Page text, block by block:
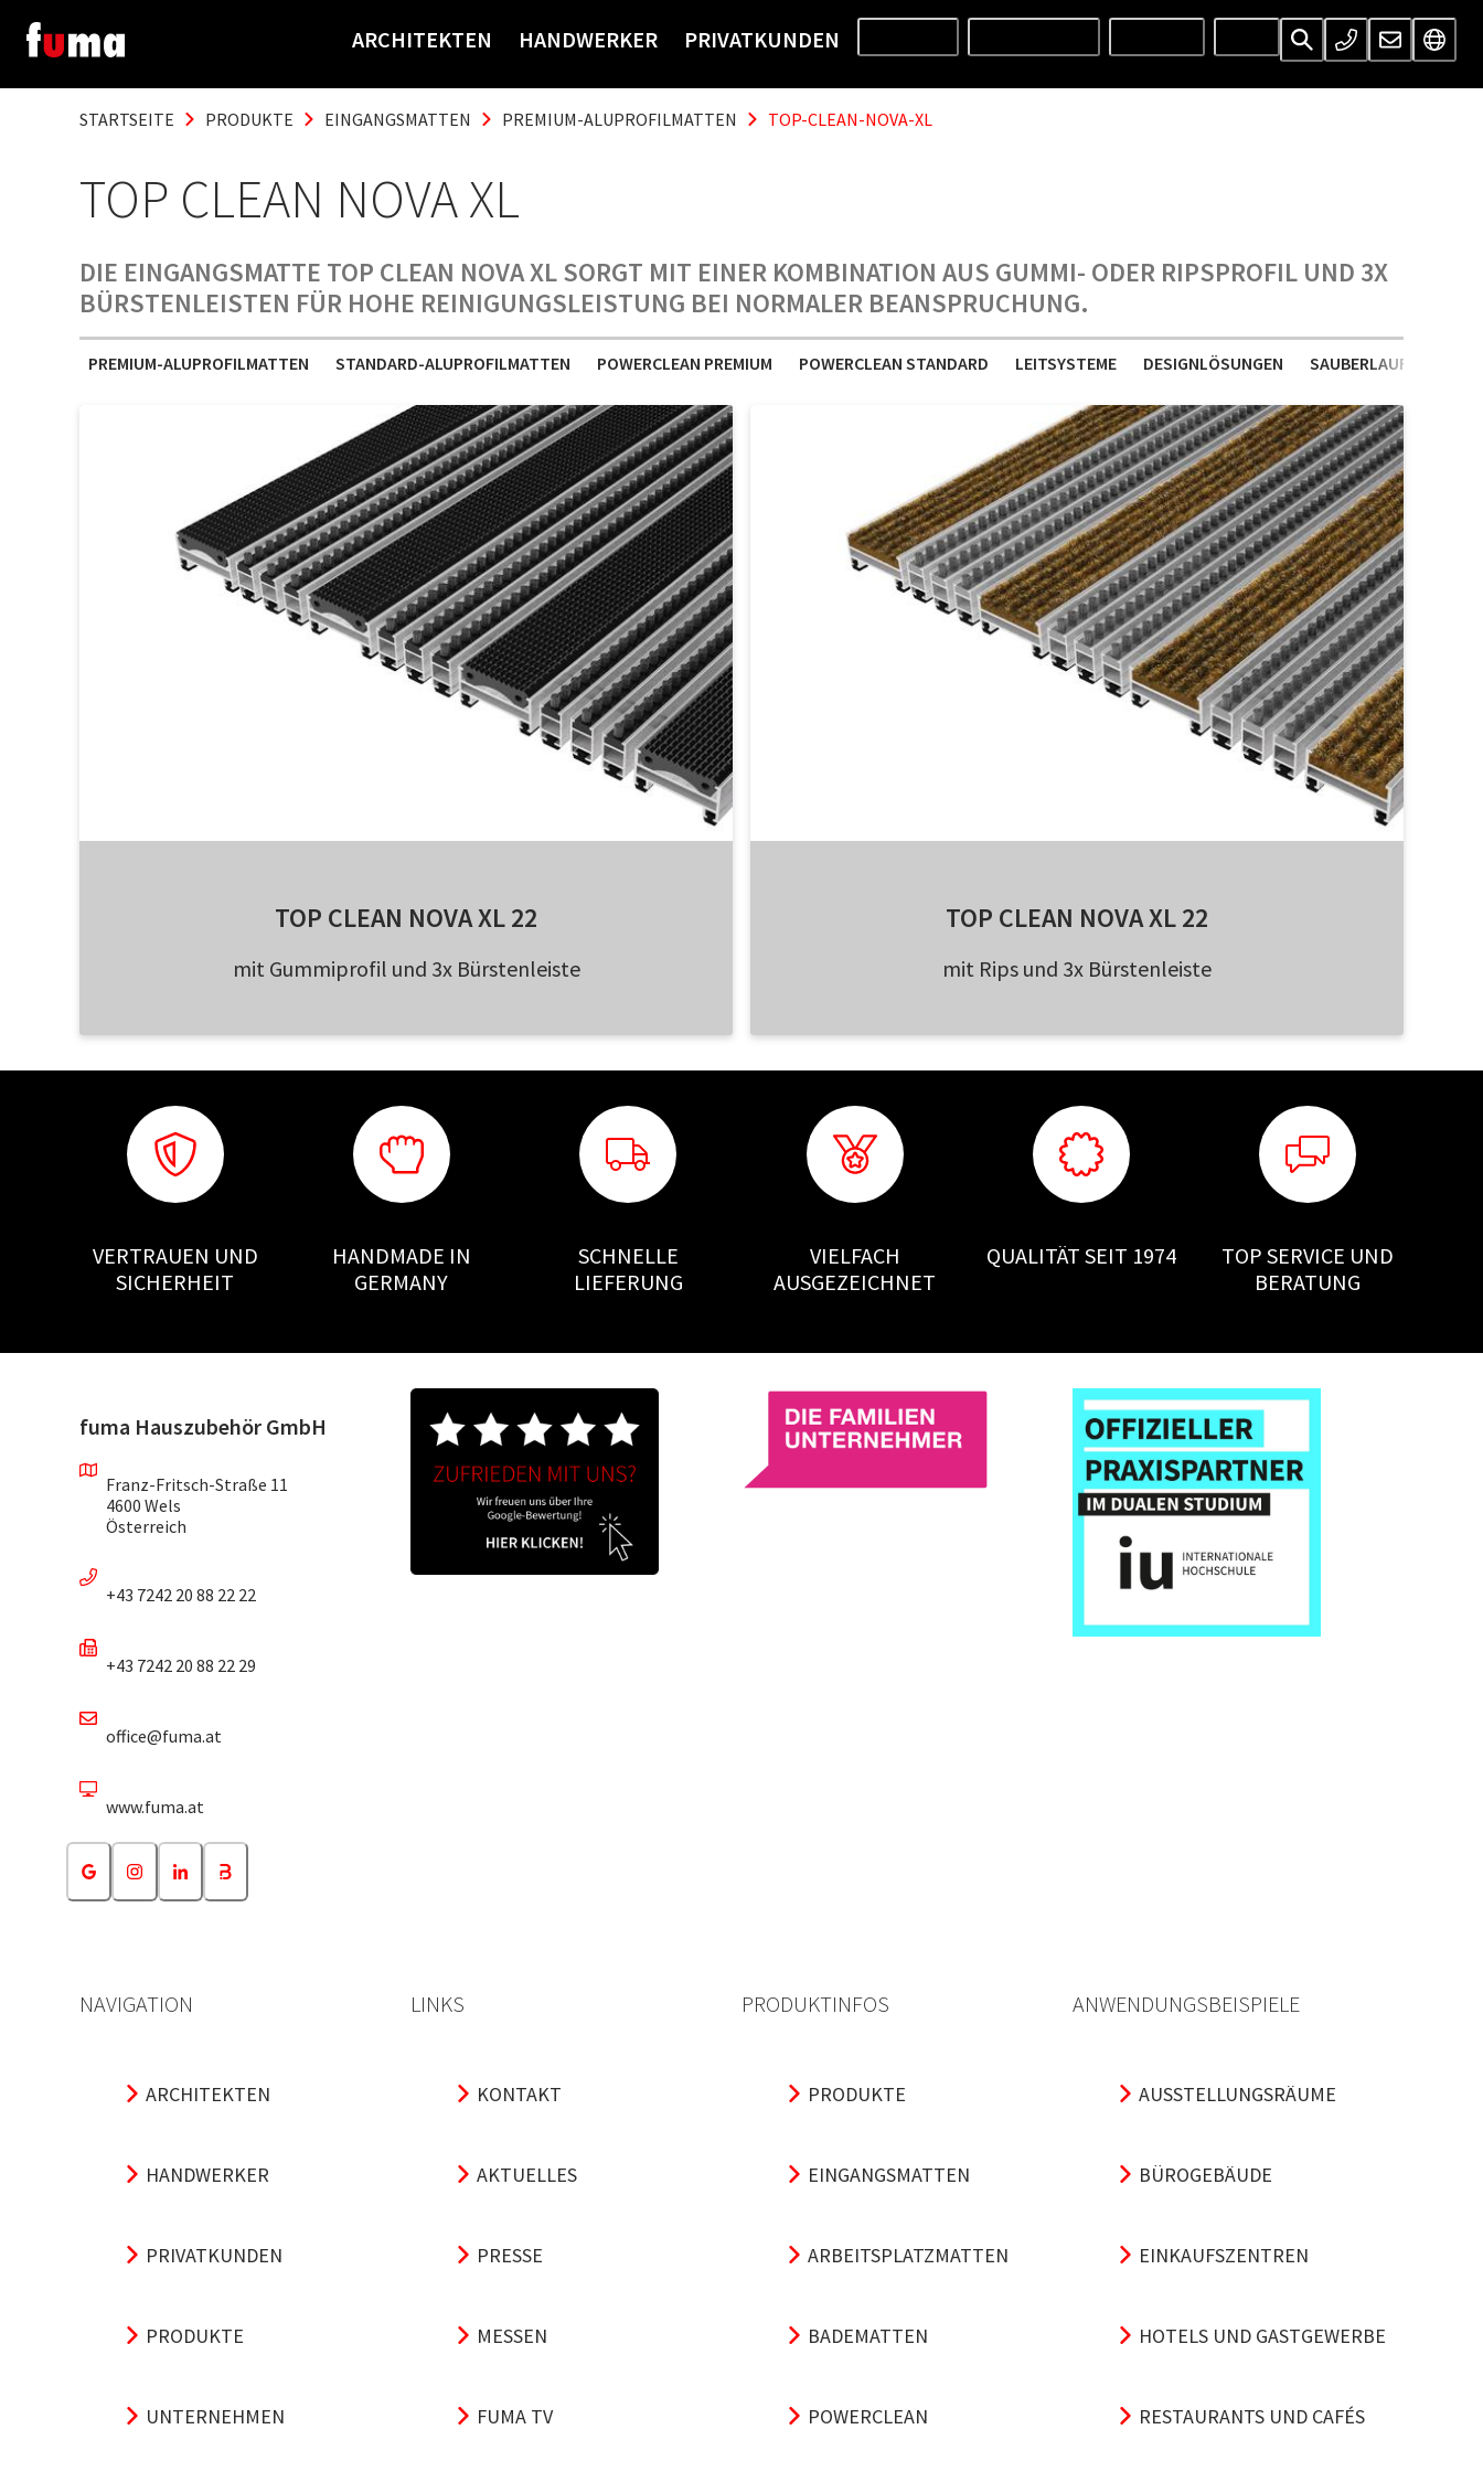
ARCHITEKTEN HANDWERKER PRIVATKUNDEN
STARTSEITE PRODUKTE EINGANGSMATTEN PREMIUM-ALUPROFILMATTEN TOP-CLEAN-NOVA-XL
TOP CLEAN NOVA XL
DIE EINGANGSMATTE TOP CLEAN NOVA XL SORGT MIT EINER KOMBINATION AUS GUMMI- ODER RIPSPROFIL UND 3X
BÜRSTENLEISTEN FÜR HOHE REINIGUNGSLEISTUNG BEI NORMALER BEANSPRUCHUNG.
PREMIUM-ALUPROFILMATTEN STANDARD-ALUPROFILMATTEN POWERCLEAN PREMIUM POWERCLEAN STANDARD LEITSYSTEME DESIGNLÖSUNGEN SAUBERLAUFMATTEN
TOP CLEAN NOVA XL 22
mit Gummiprofil und 3x Bürstenleiste
TOP CLEAN NOVA XL 22
mit Rips und 3x Bürstenleiste
VERTRAUEN UND
SICHERHEIT
HANDMADE IN
GERMANY
SCHNELLE
LIEFERUNG
VIELFACH
AUSGEZEICHNET
QUALITÄT SEIT 1974
TOP SERVICE UND
BERATUNG
fuma Hauszubehör GmbH
Franz-Fritsch-Straße 11
4600 Wels
Österreich
+43 7242 20 88 22 22
+43 7242 20 88 22 29
office@fuma.at
www.fuma.at
NAVIGATION
ARCHITEKTEN
HANDWERKER
PRIVATKUNDEN
PRODUKTE
UNTERNEHMEN
LINKS
KONTAKT
AKTUELLES
PRESSE
MESSEN
FUMA TV
PRODUKTINFOS
PRODUKTE
EINGANGSMATTEN
ARBEITSPLATZMATTEN
BADEMATTEN
POWERCLEAN
ANWENDUNGSBEISPIELE
AUSSTELLUNGSRÄUME
BÜROGEBÄUDE
EINKAUFSZENTREN
HOTELS UND GASTGEWERBE
RESTAURANTS UND CAFÉS